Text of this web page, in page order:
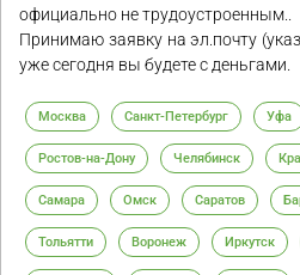
официально не трудоустроенным..
Принимаю заявку на эл.почту
уже сегодня вы будете с деньгами.
Москва Санкт-Петербург Уфа
Ростов-на-Дону Челябинск
Самара Омск Саратов
Тольятти Воронеж Иркутск